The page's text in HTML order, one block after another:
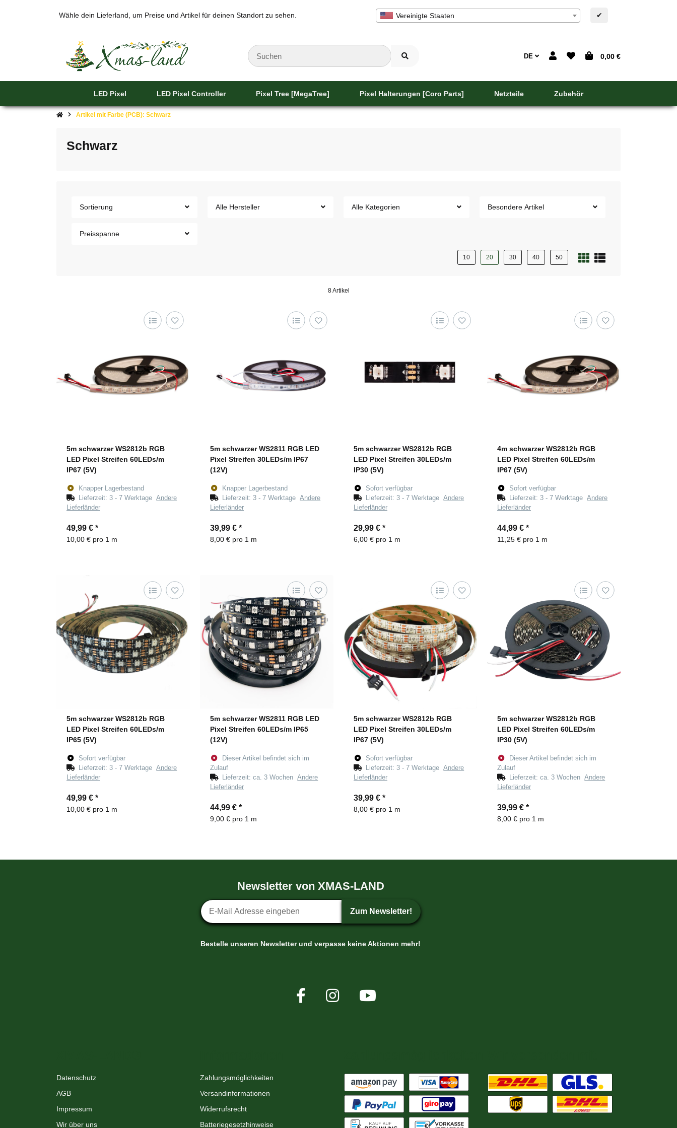
Wähle dein Lieferland, um Preise und Artikel für deinen Standort zu sehen. Vereinigte Staaten ✔
DE 0,00 €
LED Pixel LED Pixel Controller Pixel Tree [MegaTree] Pixel Halterungen [Coro Parts] Netzteile Zubehör
Artikel mit Farbe (PCB): Schwarz
Schwarz
Sortierung Alle Hersteller Alle Kategorien Besondere Artikel
Preisspanne
10 20 30 40 50
8 Artikel
5m schwarzer WS2812b RGB
LED Pixel Streifen 60LEDs/m
IP67 (5V)
Knapper Lagerbestand
Lieferzeit:3 - 7 WerktageAndere
Lieferländer
49,99 € *
10,00 € pro 1 m
5m schwarzer WS2811 RGB LED
Pixel Streifen 30LEDs/m IP67
(12V)
Knapper Lagerbestand
Lieferzeit:3 - 7 WerktageAndere
Lieferländer
39,99 € *
8,00 € pro 1 m
5m schwarzer WS2812b RGB
LED Pixel Streifen 30LEDs/m
IP30 (5V)
Sofort verfügbar
Lieferzeit:3 - 7 WerktageAndere
Lieferländer
29,99 € *
6,00 € pro 1 m
4m schwarzer WS2812b RGB
LED Pixel Streifen 60LEDs/m
IP67 (5V)
Sofort verfügbar
Lieferzeit:3 - 7 WerktageAndere
Lieferländer
44,99 € *
11,25 € pro 1 m
5m schwarzer WS2812b RGB
LED Pixel Streifen 60LEDs/m
IP65 (5V)
Sofort verfügbar
Lieferzeit:3 - 7 WerktageAndere
Lieferländer
49,99 € *
10,00 € pro 1 m
5m schwarzer WS2811 RGB LED
Pixel Streifen 60LEDs/m IP65
(12V)
Dieser Artikel befindet sich im
Zulauf
Lieferzeit:ca. 3 WochenAndere
Lieferländer
44,99 € *
9,00 € pro 1 m
5m schwarzer WS2812b RGB
LED Pixel Streifen 30LEDs/m
IP67 (5V)
Sofort verfügbar
Lieferzeit:3 - 7 WerktageAndere
Lieferländer
39,99 € *
8,00 € pro 1 m
5m schwarzer WS2812b RGB
LED Pixel Streifen 60LEDs/m
IP30 (5V)
Dieser Artikel befindet sich im
Zulauf
Lieferzeit:ca. 3 WochenAndere
Lieferländer
39,99 € *
8,00 € pro 1 m
Newsletter von XMAS-LAND
Newsletter-Anmeldung
Zum Newsletter!
Bestelle unseren Newsletter und verpasse keine Aktionen mehr!
Datenschutz
AGB
Impressum
Wir über uns
Zahlungsmöglichkeiten
Versandinformationen
Widerrufsrecht
Batteriegesetzhinweise